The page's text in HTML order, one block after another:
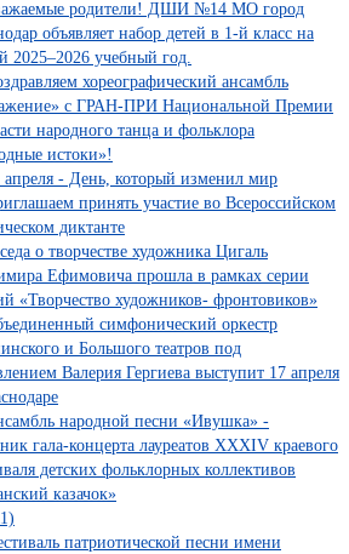
родители! ДШИ №14 МО город
объявляет набор детей в 1-й класс на
2025–2026 учебный год.
хореографический ансамбль
с ГРАН-ПРИ Национальной Премии
народного танца и фольклора
истоки»!
апреля - День, который изменил мир
принять участие во Всероссийском
диктанте
о творчестве художника Цигаль
Ефимовича прошла в рамках серии
«Творчество художников- фронтовиков»
симфонический оркестр
и Большого театров под
Валерия Гергиева выступит 17 апреля
народной песни «Ивушка» -
гала-концерта лауреатов XXXIV краевого
детских фольклорных коллективов
казачок»
патриотической песни имени